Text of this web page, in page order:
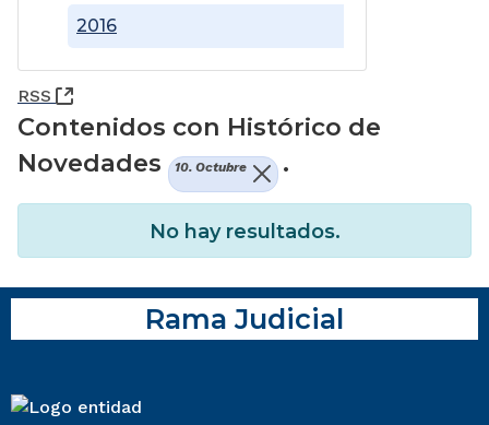
2016
RSS (Abre una nueva ventana)
Contenidos con Histórico de
Novedades
10. Octubre .
No hay resultados.
Rama Judicial